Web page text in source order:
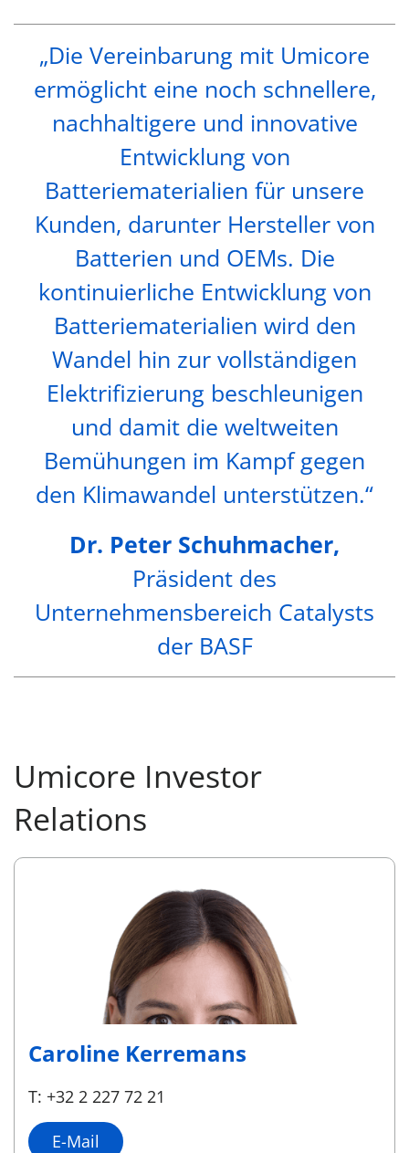
„Die Vereinbarung mit Umicore
ermöglicht eine noch schnellere,
nachhaltigere und innovative
Entwicklung von
Batteriematerialien für unsere
Kunden, darunter Hersteller von
Batterien und OEMs. Die
kontinuierliche Entwicklung von
Batteriematerialien wird den
Wandel hin zur vollständigen
Elektrifizierung beschleunigen
und damit die weltweiten
Bemühungen im Kampf gegen
den Klimawandel unterstützen.“
Dr. Peter Schuhmacher,
Präsident des
Unternehmensbereich Catalysts
der BASF
Umicore Investor
Relations
Caroline Kerremans
T: +32 2 227 72 21
E-Mail